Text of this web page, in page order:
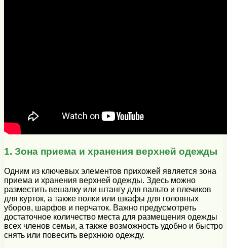
1. Зона приема и хранения верхней одежды
Одним из ключевых элементов прихожей является зона
приема и хранения верхней одежды. Здесь можно
разместить вешалку или штангу для пальто и плечиков
для курток, а также полки или шкафы для головных
уборов, шарфов и перчаток. Важно предусмотреть
достаточное количество места для размещения одежды
всех членов семьи, а также возможность удобно и быстро
снять или повесить верхнюю одежду.